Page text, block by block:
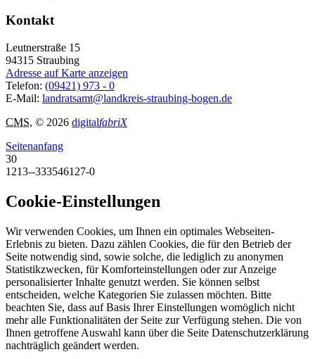
Kontakt
Leutnerstraße 15
94315 Straubing
Adresse auf Karte anzeigen
Telefon: (09421) 973 - 0
E-Mail: landratsamt@landkreis-straubing-bogen.de
CMS, © 2026 digitalfabriX
Seitenanfang
30
1213--333546127-0
Cookie-Einstellungen
Wir verwenden Cookies, um Ihnen ein optimales Webseiten-
Erlebnis zu bieten. Dazu zählen Cookies, die für den Betrieb der
Seite notwendig sind, sowie solche, die lediglich zu anonymen
Statistikzwecken, für Komforteinstellungen oder zur Anzeige
personalisierter Inhalte genutzt werden. Sie können selbst
entscheiden, welche Kategorien Sie zulassen möchten. Bitte
beachten Sie, dass auf Basis Ihrer Einstellungen womöglich nicht
mehr alle Funktionalitäten der Seite zur Verfügung stehen. Die von
Ihnen getroffene Auswahl kann über die Seite Datenschutzerklärung
nachträglich geändert werden.